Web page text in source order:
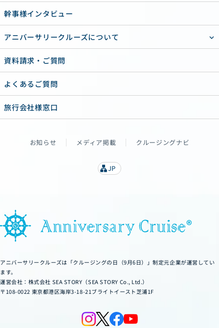
幹事様インタビュー
アニバーサリークルーズについて
資料請求・ご質問
よくあるご質問
旅行会社様窓口
お知らせ メディア掲載 クルージングナビ
lan
g
JP
アニバーサリークルーズは「クルージングの日（9月6日）」制定元企業が運営してい
ます。
運営会社：株式会社 SEA STORY（SEA STORY Co., Ltd.）
〒108-0022 東京都港区海岸3-18-21ブライトイースト芝浦1F